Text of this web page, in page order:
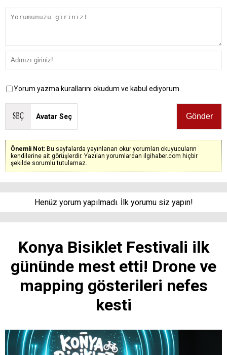
Yorum yazma kurallarını okudum ve kabul ediyorum.
Avatar Seç
Önemli Not: Bu sayfalarda yayınlanan okur yorumları okuyucuların
kendilerine ait görüşlerdir. Yazılan yorumlardan ilgihaber.com hiçbir
şekilde sorumlu tutulamaz.
Henüz yorum yapılmadı. İlk yorumu siz yapın!
Konya Bisiklet Festivali ilk
gününde mest etti! Drone ve
mapping gösterileri nefes
kesti